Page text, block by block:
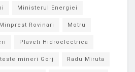
Ministerul Energiei
Minprest Rovinari Motru
Plaveti Hidroelectrica
mineri Gorj Radu Miruta